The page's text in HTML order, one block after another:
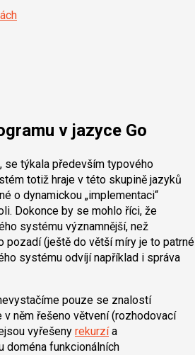
v jazyce Go
se týkala především typového
totiž hraje v této skupině jazyků
o dynamickou „implementaci“
Dokonce by se mohlo říci, že
systému významnější, než
pozadí (ještě do větší míry je to patrné
systému odvíjí například i správa
pouze se znalostí
něm řešeno větvení (rozhodovací
vyřešeny rekurzía
doména funkcionálních